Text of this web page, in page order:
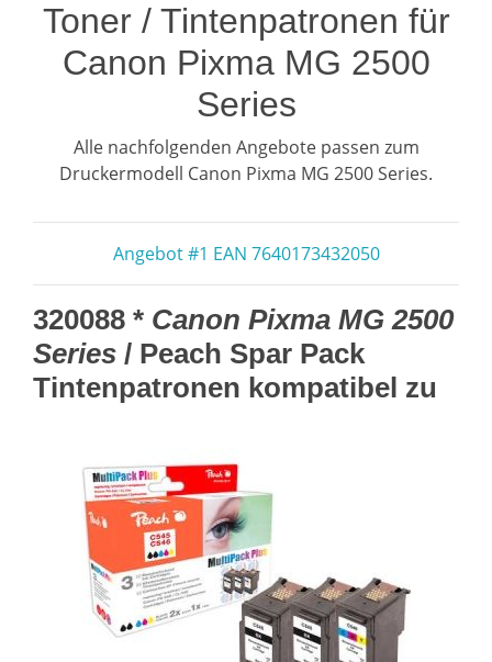
Toner / Tintenpatronen für
Canon Pixma MG 2500
Series
Alle nachfolgenden Angebote passen zum
Druckermodell Canon Pixma MG 2500 Series.
Angebot #1 EAN 7640173432050
320088 * Canon Pixma MG 2500
Series / Peach Spar Pack
Tintenpatronen kompatibel zu